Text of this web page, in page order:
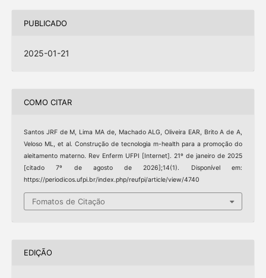
PUBLICADO
2025-01-21
COMO CITAR
Santos JRF de M, Lima MA de, Machado ALG, Oliveira EAR, Brito A de A,
Veloso ML, et al. Construção de tecnologia m-health para a promoção do
aleitamento materno. Rev Enferm UFPI [Internet]. 21º de janeiro de 2025
[citado 7º de agosto de 2026];14(1). Disponível em:
https://periodicos.ufpi.br/index.php/reufpi/article/view/4740
Fomatos de Citação
EDIÇÃO